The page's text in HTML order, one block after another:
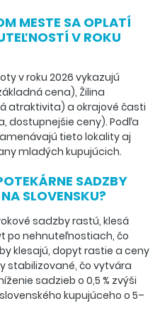
MESTE SA OPLATÍ
V ROKU
v roku 2026 vykazujú
cena), Žilina
atraktivita) a okrajové časti
dostupnejšie ceny). Podľa
tieto lokality aj
mladých kupujúcich.
SADZBY
SLOVENSKU?
sadzby rastú, klesá
po nehnuteľnostiach, čo
klesajú, dopyt rastie a ceny
stabilizované, čo vytvára
sadzieb o 0,5 % zvýši
kupujúceho o 5–